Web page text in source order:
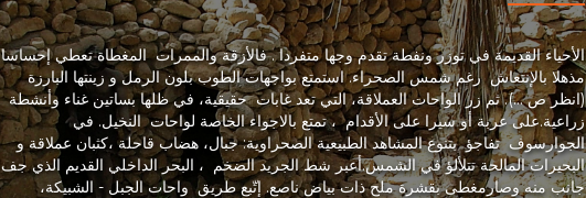
الأحياء القديمة في توزر ونفطة تقدم وجها متفردا . فالأزقة والممرات المغطاة تعطي إحساسا
مذهلا بالإنتعاش رغم شمس الصحراء. استمتع بواجهات الطوب بلون الرمل و زينتها البارزة
(انظر ص ...). ثم زر الواحات العملاقة، التي تعد غابات حقيقية، في ظلها بساتين غناء وأنشطة
زراعية.على عربة أو سيرا على الأقدام ، تمتع بالاجواء الخاصة لواحات النخيل. في
الجوارسوف تفاجؤ بتنوع المشاهد الطبيعية الصحراوية: جبال، هضاب قاحلة ،كثبان عملاقة و
البحيرات المالحة تتلألؤ في الشمس.أعبر شط الجريد الضخم ، البحر الداخلي القديم الذي جف
جانب منه وصارمغطى بقشرة ملح ذات بياض ناصع. إتّبع طريق واحات الجبل - الشبيكة،